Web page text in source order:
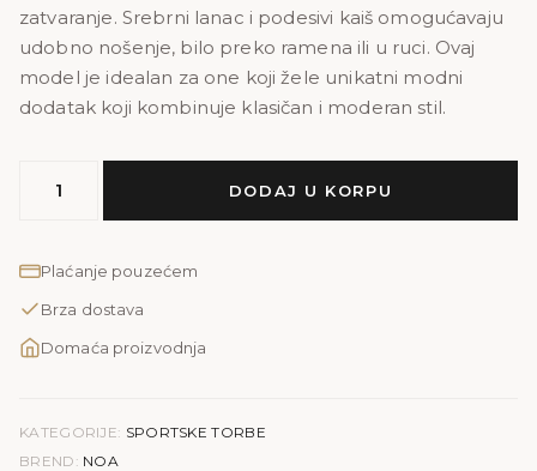
zatvaranje. Srebrni lanac i podesivi kaiš omogućavaju
udobno nošenje, bilo preko ramena ili u ruci. Ovaj
model je idealan za one koji žele unikatni modni
dodatak koji kombinuje klasičan i moderan stil.
PRINT
DODAJ U KORPU
Plaćanje pouzećem
Brza dostava
Domaća proizvodnja
KATEGORIJE: SPORTSKE TORBE
BREND: NOA